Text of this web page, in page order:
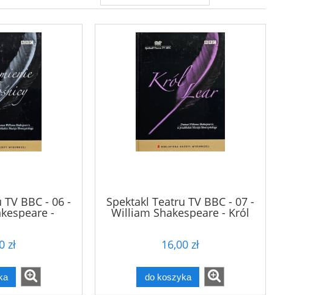
BBC - 06 -
-
- DVD
zł
Spektakl Teatru TV BBC - 07 -
William Shakespeare - Król
Lear - DVD
16,00 zł
do koszyka